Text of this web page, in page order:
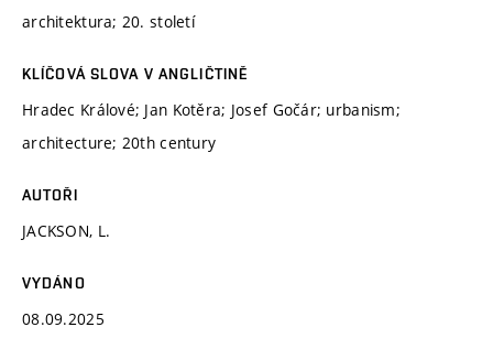
architektura; 20. století
KLÍČOVÁ SLOVA V ANGLIČTINĚ
Hradec Králové; Jan Kotěra; Josef Gočár; urbanism;
architecture; 20th century
AUTOŘI
JACKSON, L.
VYDÁNO
08.09.2025